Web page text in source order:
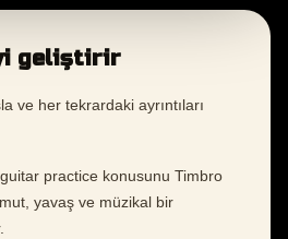
geliştirir
ve her tekrardaki ayrıntıları
practice konusunu Timbro
yavaş ve müzikal bir